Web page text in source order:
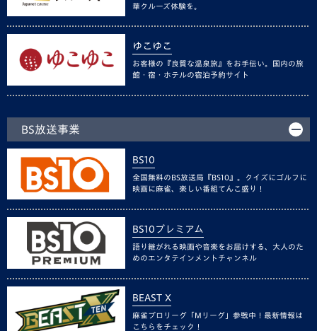
華クルーズ体験を。
ゆこゆこ
お客様の『良質な温泉旅』をお手伝い。国内の旅
館・宿・ホテルの宿泊予約サイト
BS放送事業
BS10
全国無料のBS放送局『BS10』。クイズにゴルフに
映画に麻雀、楽しい番組てんこ盛り！
BS10プレミアム
語り継がれる映画や音楽をお届けする、大人のた
めのエンタテインメントチャンネル
BEAST X
麻雀プロリーグ「Mリーグ」参戦中！最新情報は
こちらをチェック！